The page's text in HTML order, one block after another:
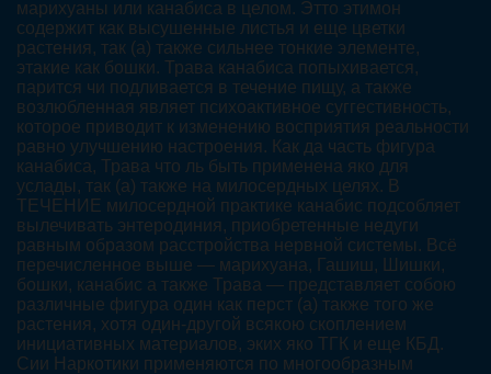
марихуаны или канабиса в целом. Этто этимон
содержит как высушенные листья и еще цветки
растения, так (а) также сильнее тонкие элементе,
этакие как бошки. Трава канабиса попыхивается,
парится чи подливается в течение пищу, а также
возлюбленная являет психоактивное суггестивность,
которое приводит к изменению восприятия реальности
равно улучшению настроения. Как да часть фигура
канабиса, Трава что ль быть применена яко для
услады, так (а) также на милосердных целях. В
ТЕЧЕНИЕ милосердной практике канабис подсобляет
вылечивать энтеродиния, приобретенные недуги
равным образом расстройства нервной системы. Всё
перечисленное выше — марихуана, Гашиш, Шишки,
бошки, канабис а также Трава — представляет собою
различные фигура один как перст (а) также того же
растения, хотя один-другой всякою скоплением
инициативных материалов, эких яко ТГК и еще КБД.
Сии Наркотики применяются по многообразным